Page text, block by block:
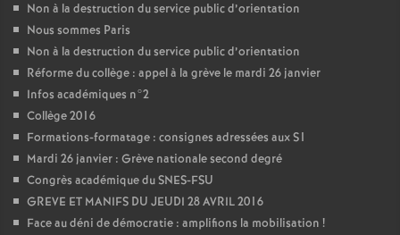
Non à la destruction du service public d’orientation
Nous sommes Paris
Non à la destruction du service public d’orientation
Réforme du collège : appel à la grève le mardi 26 janvier
Infos académiques n°2
Collège 2016
Formations-formatage : consignes adressées aux S1
Mardi 26 janvier : Grève nationale second degré
Congrès académique du SNES-FSU
GREVE ET MANIFS DU JEUDI 28 AVRIL 2016
Face au déni de démocratie : amplifions la mobilisation !